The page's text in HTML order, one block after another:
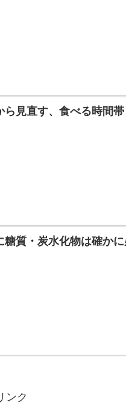
ら見直す、食べる時間帯
糖質・炭水化物は確か
ンク